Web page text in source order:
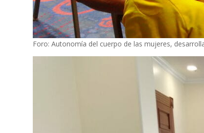
Foro: Autonomía del cuerpo de las mujeres,